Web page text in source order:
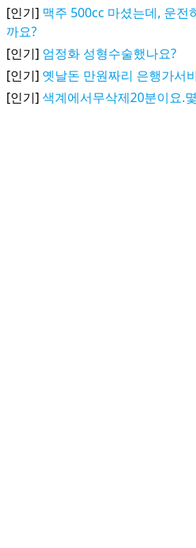
[인기] 맥주 500cc 마셨는데, 운전
까요?
[인기] 엄정화 성형수술했나요?
[인기] 옛날돈 만원짜리 은행가서
[인기] 색계에서무삭제20분이요.